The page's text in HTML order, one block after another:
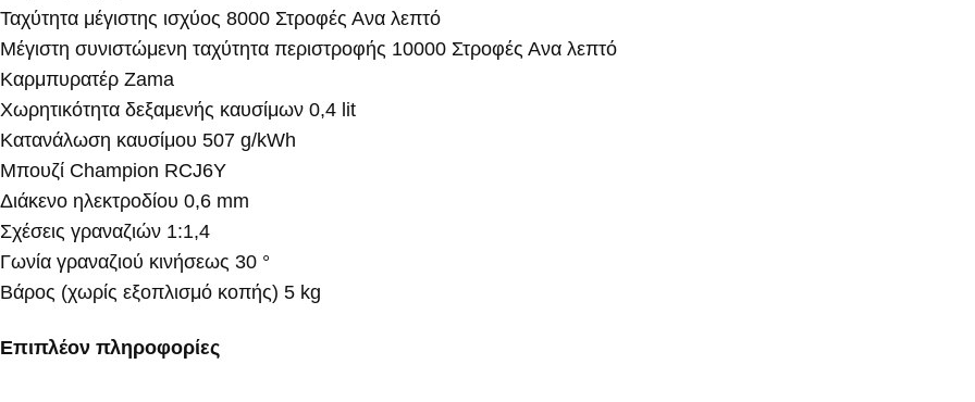
Ταχύτητα μέγιστης ισχύος 8000 Στροφές Ανα λεπτό
Μέγιστη συνιστώμενη ταχύτητα περιστροφής 10000 Στροφές Ανα λεπτό
Καρμπυρατέρ Zama
Χωρητικότητα δεξαμενής καυσίμων 0,4 lit
Κατανάλωση καυσίμου 507 g/kWh
Μπουζί Champion RCJ6Y
Διάκενο ηλεκτροδίου 0,6 mm
Σχέσεις γραναζιών 1:1,4
Γωνία γραναζιού κινήσεως 30 °
Βάρος (χωρίς εξοπλισμό κοπής) 5 kg
Επιπλέον πληροφορίες